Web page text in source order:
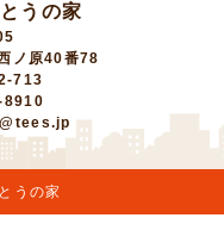
うの家
ノ原40番78
713
8910
うの家